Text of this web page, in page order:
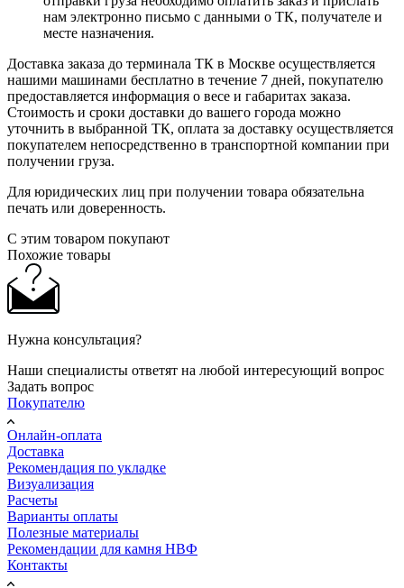
нам электронно письмо с данными о ТК, получателе и
месте назначения.
Доставка заказа до терминала ТК в Москве осуществляется
нашими машинами бесплатно в течение 7 дней, покупателю
предоставляется информация о весе и габаритах заказа.
Стоимость и сроки доставки до вашего города можно
уточнить в выбранной ТК, оплата за доставку осуществляется
покупателем непосредственно в транспортной компании при
получении груза.
Для юридических лиц при получении товара обязательна
печать или доверенность.
С этим товаром покупают
Похожие товары
Нужна консультация?
Наши специалисты ответят на любой интересующий вопрос
Задать вопрос
Покупателю
Онлайн-оплата
Доставка
Рекомендация по укладке
Визуализация
Расчеты
Варианты оплаты
Полезные материалы
Рекомендации для камня НВФ
Контакты